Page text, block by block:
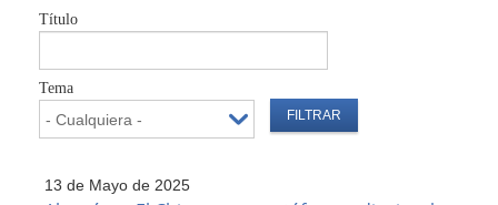
Título
Tema
13 de Mayo de 2025